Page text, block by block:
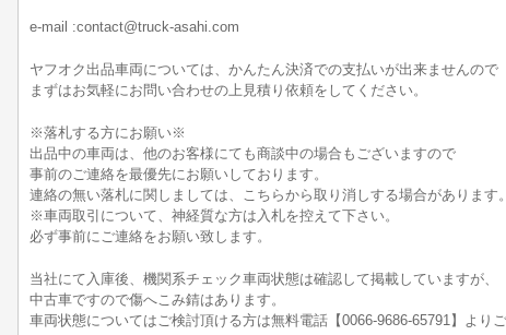
e-mail :contact@truck-asahi.com
ヤフオク出品車両については、かんたん決済での支払いが出来ませんので
まずはお気軽にお問い合わせの上見積り依頼をしてください。
※落札する方にお願い※
出品中の車両は、他のお客様にても商談中の場合もございますので
事前のご連絡を最優先にお願いしております。
連絡の無い落札に関しましては、こちらから取り消しする場合があります。
※車両取引について、神経質な方は入札を控えて下さい。
必ず事前にご連絡をお願い致します。
当社にて入庫後、機関系チェック車両状態は確認して掲載していますが、
中古車ですので傷へこみ錆はあります。
車両状態についてはご検討頂ける方は無料電話【0066-9686-65791】よりご